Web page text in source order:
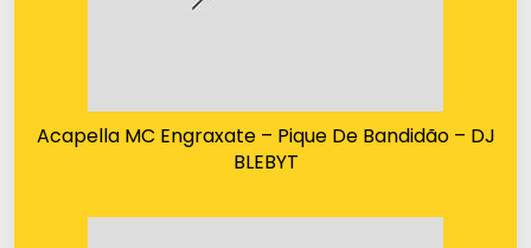
Acapella MC Engraxate – Pique De Bandidão – DJ
BLEBYT